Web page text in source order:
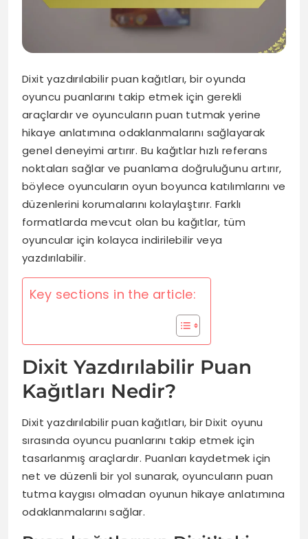
Dixit yazdırılabilir puan kağıtları, bir oyunda
oyuncu puanlarını takip etmek için gerekli
araçlardır ve oyuncuların puan tutmak yerine
hikaye anlatımına odaklanmalarını sağlayarak
genel deneyimi artırır. Bu kağıtlar hızlı referans
noktaları sağlar ve puanlama doğruluğunu artırır,
böylece oyuncuların oyun boyunca katılımlarını ve
düzenlerini korumalarını kolaylaştırır. Farklı
formatlarda mevcut olan bu kağıtlar, tüm
oyuncular için kolayca indirilebilir veya
yazdırılabilir.
Key sections in the article:
Dixit Yazdırılabilir Puan
Kağıtları Nedir?
Dixit yazdırılabilir puan kağıtları, bir Dixit oyunu
sırasında oyuncu puanlarını takip etmek için
tasarlanmış araçlardır. Puanları kaydetmek için
net ve düzenli bir yol sunarak, oyuncuların puan
tutma kaygısı olmadan oyunun hikaye anlatımına
odaklanmalarını sağlar.